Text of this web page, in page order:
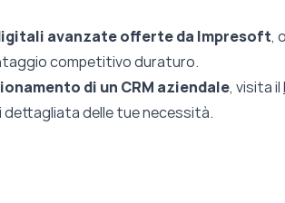
avanzate offerte da Impresoft,
competitivo duraturo.
di un CRM aziendale, visita il
dettagliata delle tue necessità.